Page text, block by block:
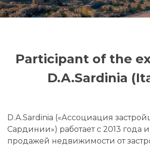
Participant of the
D.A.Sardinia
D.A.Sardinia («Ассоциация
Сардинии») работает с 2013 года
продажей недвижимости от